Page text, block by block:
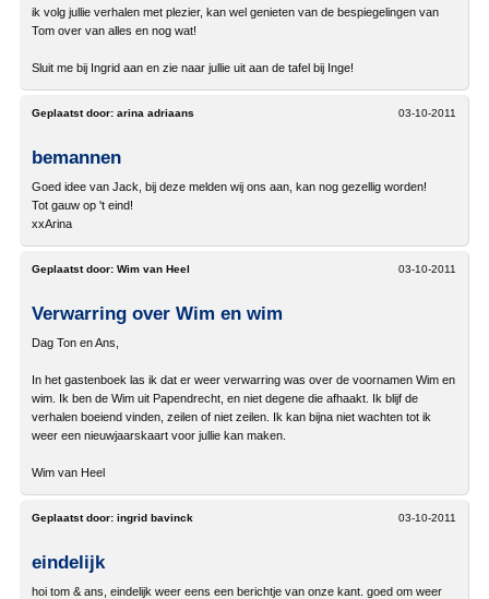
ik volg jullie verhalen met plezier, kan wel genieten van de bespiegelingen van
Tom over van alles en nog wat!
Sluit me bij Ingrid aan en zie naar jullie uit aan de tafel bij Inge!
03-10-2011
Geplaatst door: arina adriaans
bemannen
Goed idee van Jack, bij deze melden wij ons aan, kan nog gezellig worden!
Tot gauw op 't eind!
xxArina
03-10-2011
Geplaatst door: Wim van Heel
Verwarring over Wim en wim
Dag Ton en Ans,
In het gastenboek las ik dat er weer verwarring was over de voornamen Wim en
wim. Ik ben de Wim uit Papendrecht, en niet degene die afhaakt. Ik blijf de
verhalen boeiend vinden, zeilen of niet zeilen. Ik kan bijna niet wachten tot ik
weer een nieuwjaarskaart voor jullie kan maken.
Wim van Heel
03-10-2011
Geplaatst door: ingrid bavinck
eindelijk
hoi tom & ans, eindelijk weer eens een berichtje van onze kant. goed om weer